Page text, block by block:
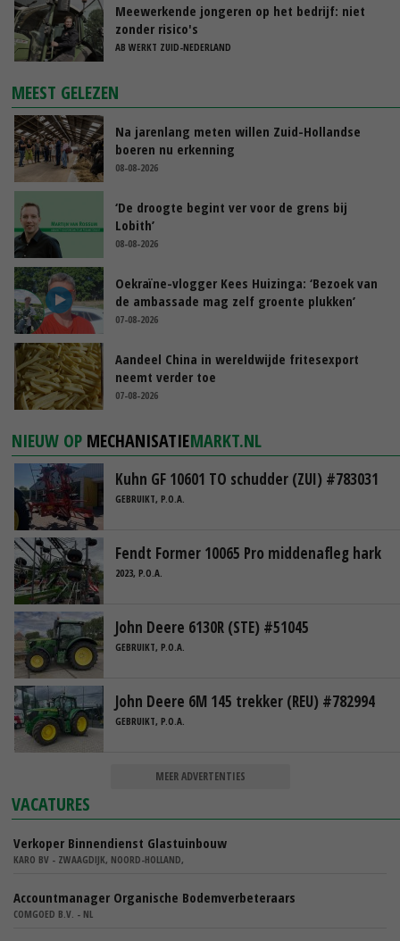
Meewerkende jongeren op het bedrijf: niet
zonder risico's
AB WERKT ZUID-NEDERLAND
MEEST GELEZEN
Na jarenlang meten willen Zuid-Hollandse
boeren nu erkenning
08-08-2026
‘De droogte begint ver voor de grens bij
Lobith’
08-08-2026
Oekraïne-vlogger Kees Huizinga: ‘Bezoek van
de ambassade mag zelf groente plukken’
07-08-2026
Aandeel China in wereldwijde fritesexport
neemt verder toe
07-08-2026
NIEUW OP MECHANISATIEMARKT.NL
Kuhn GF 10601 TO schudder (ZUI) #783031
GEBRUIKT, P.O.A.
Fendt Former 10065 Pro middenafleg hark
2023, P.O.A.
John Deere 6130R (STE) #51045
GEBRUIKT, P.O.A.
John Deere 6M 145 trekker (REU) #782994
GEBRUIKT, P.O.A.
MEER ADVERTENTIES
VACATURES
Verkoper Binnendienst Glastuinbouw
KARO BV - ZWAAGDIJK, NOORD-HOLLAND,
Accountmanager Organische Bodemverbeteraars
COMGOED B.V. - NL